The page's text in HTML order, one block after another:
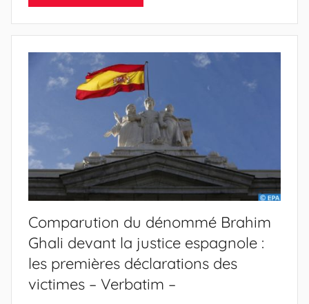
Comparution du dénommé Brahim
Ghali devant la justice espagnole :
les premières déclarations des
victimes – Verbatim –